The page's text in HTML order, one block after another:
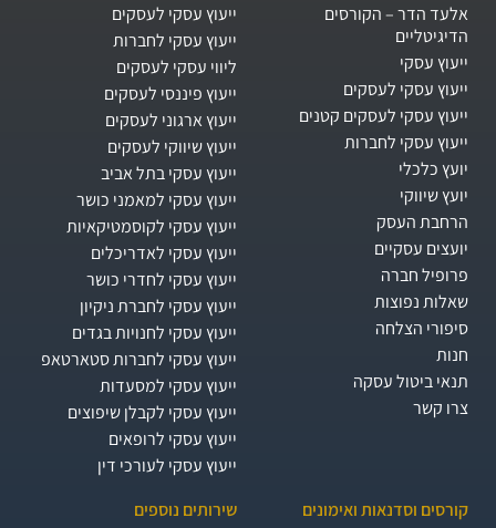
אלעד הדר – הקורסים
הדיגיטליים
ייעוץ עסקי
ייעוץ עסקי לעסקים
ייעוץ עסקי לעסקים קטנים
ייעוץ עסקי לחברות
יועץ כלכלי
יועץ שיווקי
הרחבת העסק​
יועצים עסקיים
פרופיל חברה
שאלות נפוצות
סיפורי הצלחה
חנות
תנאי ביטול עסקה
צרו קשר
ייעוץ עסקי לעסקים
ייעוץ עסקי לחברות
ליווי עסקי לעסקים
ייעוץ פיננסי לעסקים
ייעוץ ארגוני לעסקים
ייעוץ שיווקי לעסקים
ייעוץ עסקי בתל אביב
ייעוץ עסקי למאמני כושר
ייעוץ עסקי לקוסמטיקאיות
ייעוץ עסקי לאדריכלים
ייעוץ עסקי לחדרי כושר
ייעוץ עסקי לחברת ניקיון
ייעוץ עסקי לחנויות בגדים
ייעוץ עסקי לחברות סטארטאפ
ייעוץ עסקי למסעדות
ייעוץ עסקי לקבלן שיפוצים
ייעוץ עסקי לרופאים
ייעוץ עסקי לעורכי דין
קורסים וסדנאות ואימונים
שירותים נוספים